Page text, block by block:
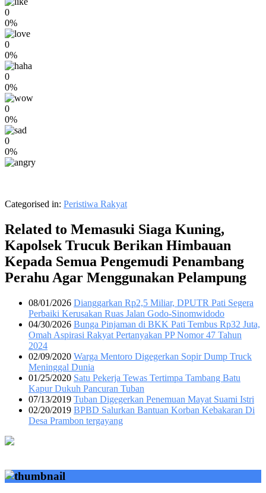
0
0%
0
0%
0
0%
0
0%
0
0%
Categorised in: Peristiwa Rakyat
Related to Memasuki Siaga Kuning,
Kapolsek Trucuk Berikan Himbauan
Kepada Semua Pengemudi Penambang
Perahu Agar Menggunakan Pelampung
08/01/2026 Dianggarkan Rp2,5 Miliar, DPUTR Pati Segera
Perbaiki Kerusakan Ruas Jalan Godo-Sinomwidodo
04/30/2026 Bunga Pinjaman di BKK Pati Tembus Rp32 Juta,
Omah Aspirasi Rakyat Pertanyakan PP Nomor 47 Tahun
2024
02/09/2020 Warga Mentoro Digegerkan Sopir Dump Truck
Meninggal Dunia
01/25/2020 Satu Pekerja Tewas Tertimpa Tambang Batu
Kapur Dukuh Pancuran Tuban
07/13/2019 Tuban Digegerkan Penemuan Mayat Suami Istri
02/20/2019 BPBD Salurkan Bantuan Korban Kebakaran Di
Desa Prambon tergayang